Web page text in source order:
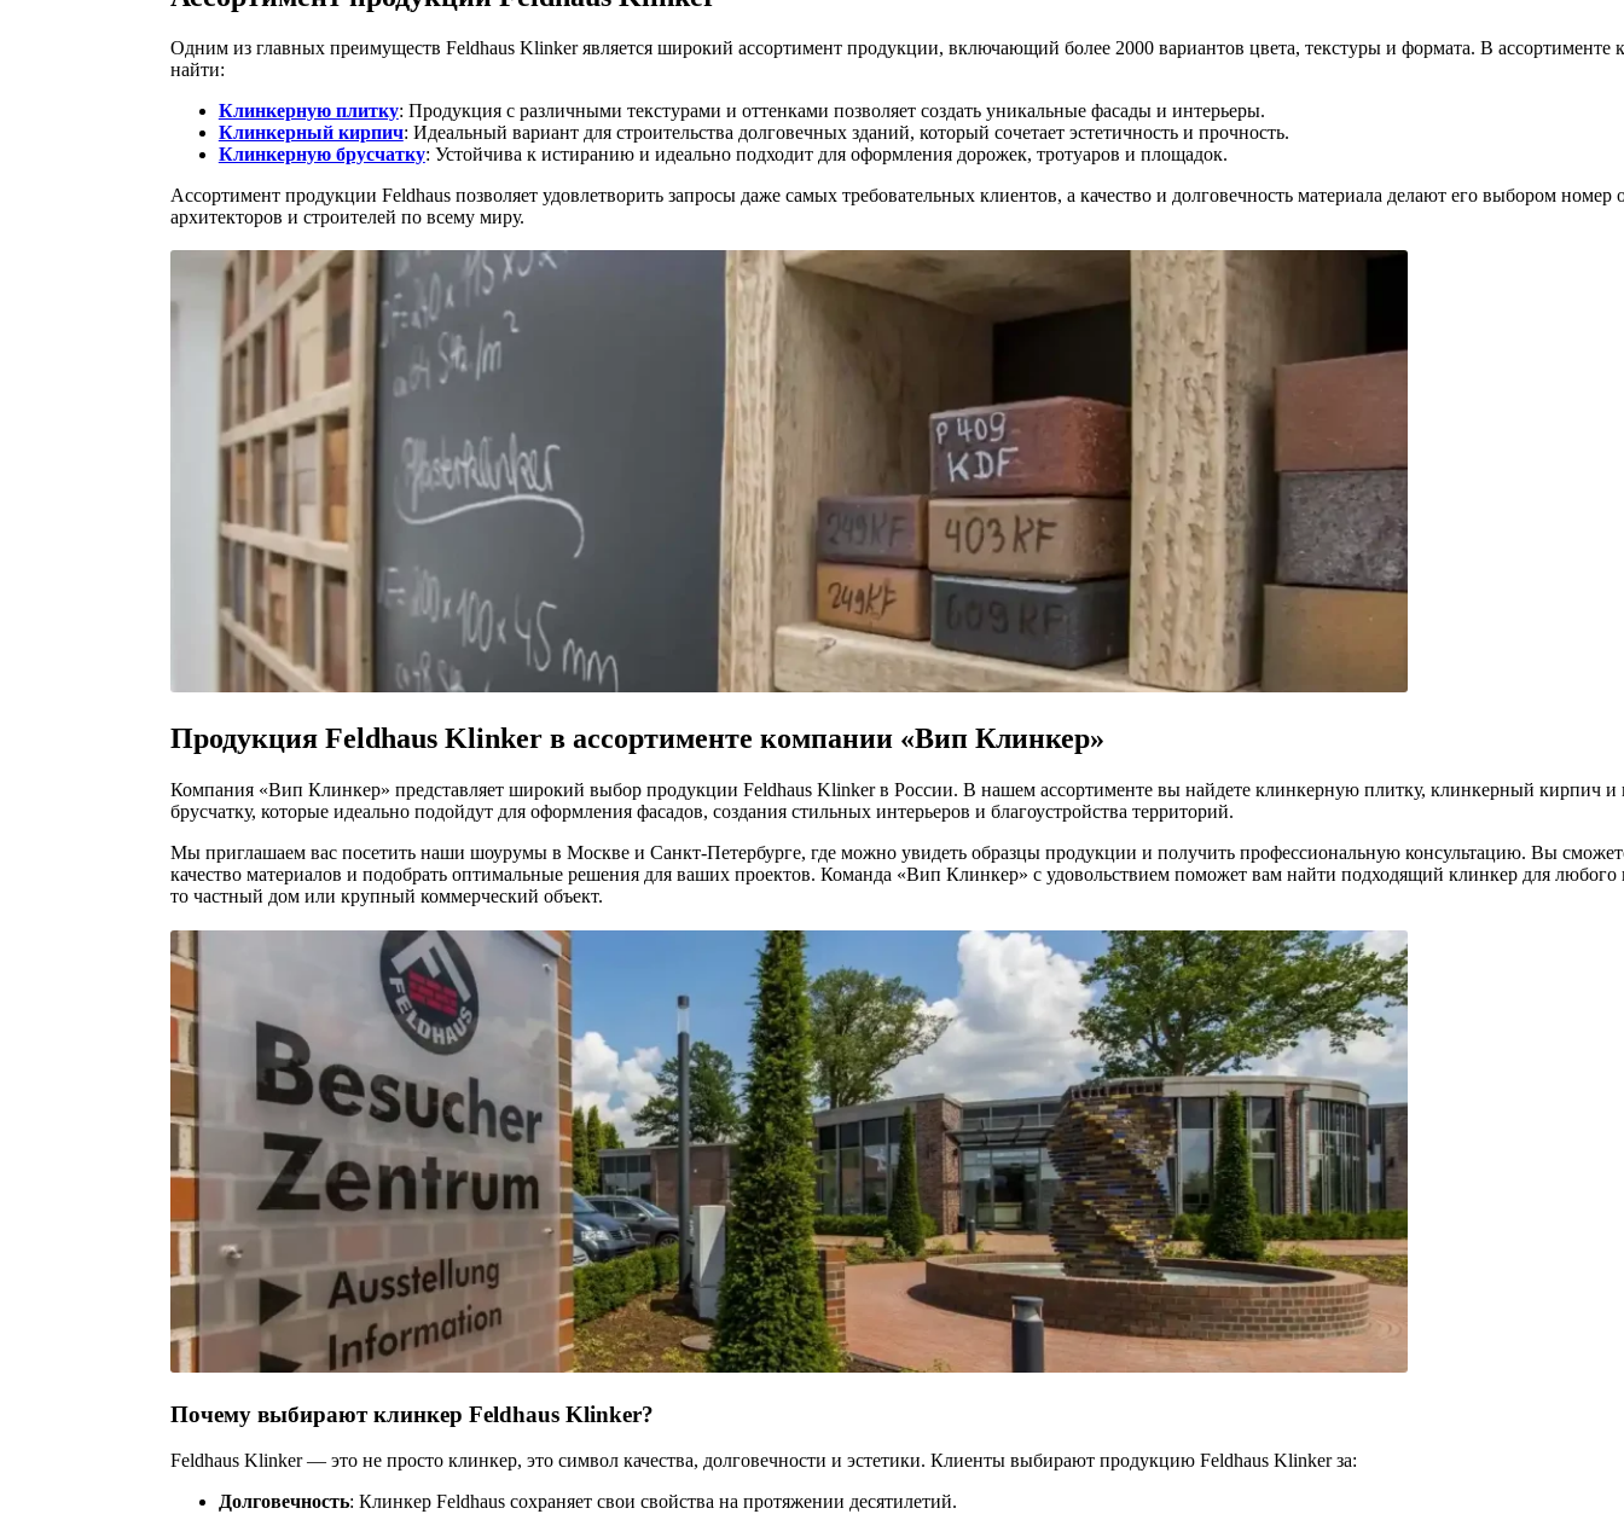
Одним из главных преимуществ Feldhaus Klinker является широкий ассортимент продукции, включающий более 2000 вариантов цвета, текстуры и формата. В
найти:
Клинкерную плитку: Продукция с различными текстурами и оттенками позволяет создать уникальные фасады и интерьеры.
Клинкерный кирпич: Идеальный вариант для строительства долговечных зданий, который сочетает эстетичность и прочность.
Клинкерную брусчатку: Устойчива к истиранию и идеально подходит для оформления дорожек, тротуаров и площадок.
Ассортимент продукции Feldhaus позволяет удовлетворить запросы даже самых требовательных клиентов, а качество и долговечность материала делают его выбором номер
архитекторов и строителей по всему миру.
Продукция Feldhaus Klinker в ассортименте компании «Вип Клинкер»
Компания «Вип Клинкер» представляет широкий выбор продукции Feldhaus Klinker в России. В нашем ассортименте вы найдете клинкерную плитку, клинкерный кирпич
брусчатку, которые идеально подойдут для оформления фасадов, создания стильных интерьеров и благоустройства территорий.
Мы приглашаем вас посетить наши шоурумы в Москве и Санкт-Петербурге, где можно увидеть образцы продукции и получить профессиональную консультацию. Вы
качество материалов и подобрать оптимальные решения для ваших проектов. Команда «Вип Клинкер» с удовольствием поможет вам найти подходящий клинкер для любого
то частный дом или крупный коммерческий объект.
Почему выбирают клинкер Feldhaus Klinker?
Feldhaus Klinker — это не просто клинкер, это символ качества, долговечности и эстетики. Клиенты выбирают продукцию Feldhaus Klinker за:
Долговечность: Клинкер Feldhaus сохраняет свои свойства на протяжении десятилетий.